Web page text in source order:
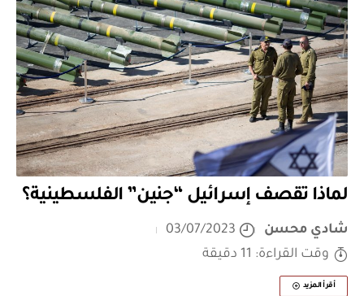
لماذا تقصف إسرائيل “جنين” الفلسطينية؟
شادي محسن
03/07/2023
وقت القراءة: 11 دقيقة
أقرأ المزيد